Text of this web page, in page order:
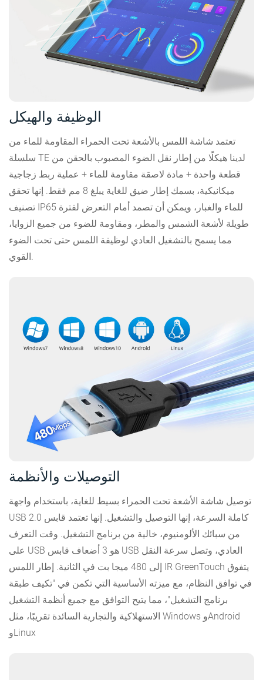
الوظيفة والهيكل
تعتمد شاشة اللمس بالأشعة تحت الحمراء المقاومة للماء من
سلسلة TE لدينا هيكلًا من إطار نقل الضوء المصبوب بالحقن من
قطعة واحدة + مادة لاصقة مقاومة للماء + عملية ربط زجاجية
ميكانيكية، بسمك إطار ضيق للغاية يبلغ 8 مم فقط. إنها تحقق
تصنيف IP65 للماء والغبار، ويمكن أن تصمد أمام التعرض لفترة
طويلة لأشعة الشمس والمطر، ومقاومة للضوء من جميع الزوايا،
مما يسمح بالتشغيل العادي لوظيفة اللمس حتى تحت الضوء
التوصيلات والأنظمة
توصيل شاشة الأشعة تحت الحمراء بسيط للغاية، باستخدام واجهة
USB 2.0 كاملة السرعة، إنها التوصيل والتشغيل. إنها تعتمد قابس
من سبائك الألومنيوم، خالية من برنامج التشغيل. وقت التعرف
على USB هو 3 أضعاف قابس USB العادي، وتصل سرعة النقل
إلى 480 ميجا بت في الثانية. إطار اللمس IR GreenTouch يتفوق
في توافق النظام، مع ميزته الأساسية التي تكمن في "تكيف طبقة
برنامج التشغيل"، مما يتيح التوافق مع جميع أنظمة التشغيل
الاستهلاكية والتجارية السائدة تقريبًا، مثل Windows وAndroid
وLinux